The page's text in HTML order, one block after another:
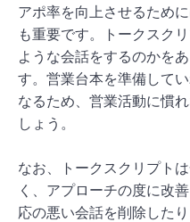
アポ率を向上させるため
も重要です。トークスク
ような会話をするのかを
す。営業台本を準備して
なるため、営業活動に慣
しょう。
なお、トークスクリプト
く、アプローチの度に改
応の悪い会話を削除した